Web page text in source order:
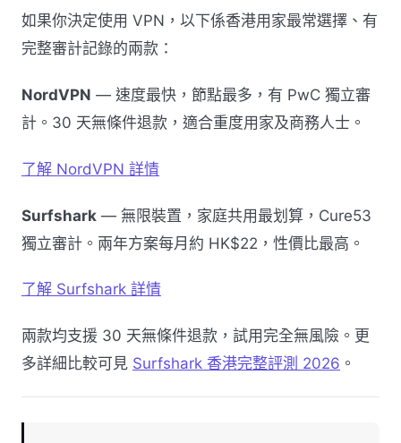
如果你決定使用 VPN，以下係香港用家最常選擇、有
完整審計記錄的兩款：
NordVPN — 速度最快，節點最多，有 PwC 獨立審
計。30 天無條件退款，適合重度用家及商務人士。
了解 NordVPN 詳情
Surfshark — 無限裝置，家庭共用最划算，Cure53
獨立審計。兩年方案每月約 HK$22，性價比最高。
了解 Surfshark 詳情
兩款均支援 30 天無條件退款，試用完全無風險。更
多詳細比較可見 Surfshark 香港完整評測 2026 。